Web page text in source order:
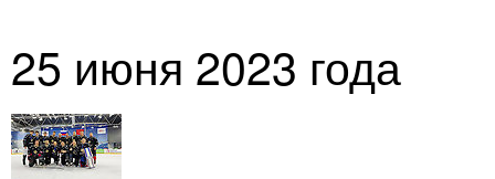
25 июня 2023 года